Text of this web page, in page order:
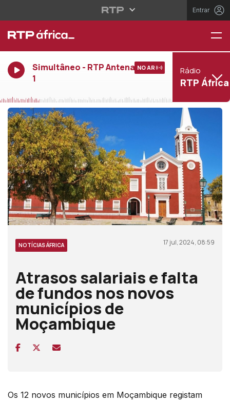
Entrar
Simultâneo - RTP Antena
1
NO AR Rádio
RTP África
NOTÍCIAS ÁFRICA 17 jul, 2024, 08:59
Atrasos salariais e falta
de fundos nos novos
municípios de
Moçambique
Os 12 novos municípios em Moçambique registam